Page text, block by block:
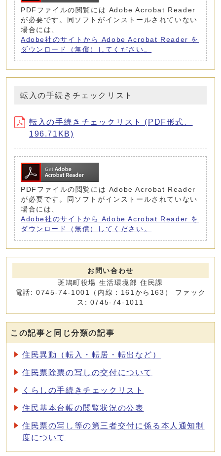
PDFファイルの閲覧には Adobe Acrobat Reader
が必要です。同ソフトがインストールされていない
場合には、
Adobe社のサイトから Adobe Acrobat Reader を
ダウンロード（無償）してください。
転入の手続きチェックリスト
転入の手続きチェックリスト (PDF形式、
196.71KB)
PDFファイルの閲覧には Adobe Acrobat Reader
が必要です。同ソフトがインストールされていない
場合には、
Adobe社のサイトから Adobe Acrobat Reader を
ダウンロード（無償）してください。
お問い合わせ
斑鳩町役場 生活環境部 住民課
電話: 0745-74-1001（内線：161から163） ファック
ス: 0745-74-1011
この記事と同じ分類の記事
住民異動（転入・転居・転出など）
住民票除票の写しの交付について
くらしの手続きチェックリスト
住民基本台帳の閲覧状況の公表
住民票の写し等の第三者交付に係る本人通知制
度について